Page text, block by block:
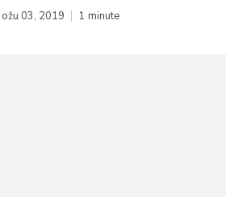
ožu 03, 2019 1 minute